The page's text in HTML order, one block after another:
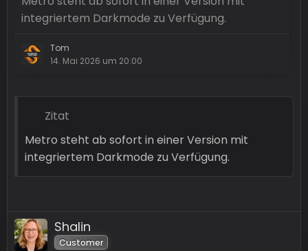
integriertem Darkmode zu Verfügung.
Tom
14. Mai 2026 um 20:00
Zitat
Metro steht ab sofort in einer Version mit
integriertem Darkmode zu Verfügung.
Shalin
Customer